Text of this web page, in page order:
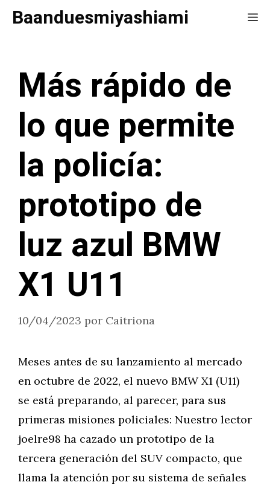
SaltarBaanduesmiyashiami
Más rápido de
lo que permite
la policía:
prototipo de
luz azul BMW
X1 U11
10/04/2023 por Caitriona
Meses antes de su lanzamiento al mercado
en octubre de 2022, el nuevo BMW X1 (U11)
se está preparando, al parecer, para sus
primeras misiones policiales: Nuestro lector
joelre98 ha cazado un prototipo de la
tercera generación del SUV compacto, que
llama la atención por su sistema de señales